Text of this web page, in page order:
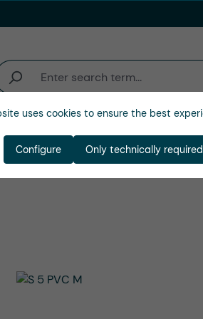
Entreprise
uses cookies to ensure the best
Only technically required
Configure